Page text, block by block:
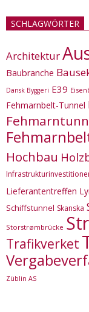
SCHLAGWÖRTER
Architektur
Baubranche
Dansk Byggeri E39
Fehmarnbelt-Tunnel
Hochbau
Lieferantentreffen
Schiffstunnel Skanska
Storstrømbrücke
Trafikverket
Züblin AS